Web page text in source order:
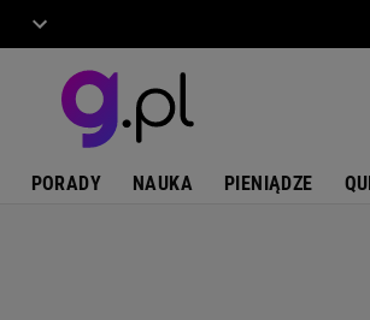
PORADY NAUKA PIENIĄDZE